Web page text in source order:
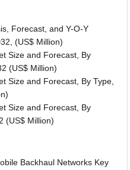
Forecast, and Y-O-Y
(US$ Million)
Size and Forecast, By
(US$ Million)
Size and Forecast, By Type,
Size and Forecast, By
(US$ Million)
Backhaul Networks Key